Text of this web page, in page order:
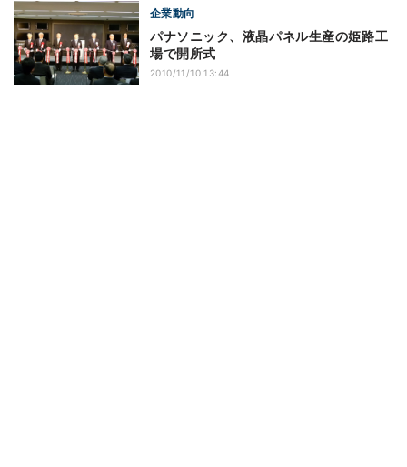
企業動向
パナソニック、液晶パネル生産の姫路工
場で開所式
2010/11/10 13:44